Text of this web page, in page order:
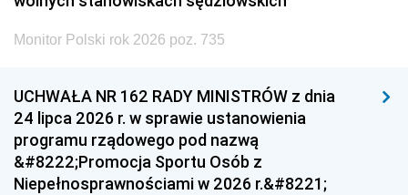
Monitor Polski rok 2026 poz. 735
UCHWAŁA NR 162 RADY MINISTRÓW z dnia
24 lipca 2026 r. w sprawie ustanowienia
programu rządowego pod nazwą
&#8222;Promocja Sportu Osób z
Niepełnosprawnościami w 2026 r.&#8221;